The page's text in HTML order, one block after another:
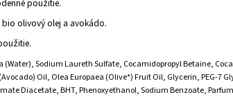
použitie.
bio olivový olej a avokádo.
(Water), Sodium Laureth Sulfate, Cocamidopropyl Betaine,
Oil, Olea Europaea (Olive*) Fruit Oil, Glycerin, PEG-7
Diacetate, BHT, Phenoxyethanol, Sodium Benzoate,